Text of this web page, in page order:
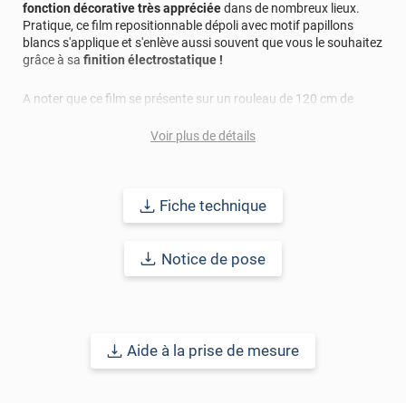
fonction décorative très appréciéedans de nombreux lieux.
Pratique, ce film repositionnable dépoli avec motif papillons
blancs s'applique et s'enlève aussi souvent que vous le souhaitez
grâce à sa finition électrostatique !
A noter que ce film se présente sur un rouleau de 120 cm de
Voir plus de détails
Fiche technique
Notice de pose
Aide à la prise de mesure